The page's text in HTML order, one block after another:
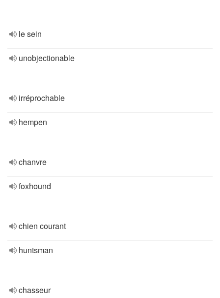
le sein
unobjectionable
irréprochable
hempen
chanvre
foxhound
chien courant
huntsman
chasseur